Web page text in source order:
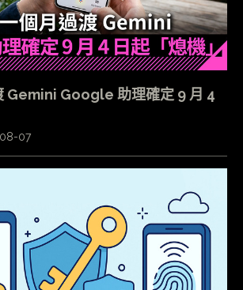
Gemini Google 助理確定 9 月 4
07